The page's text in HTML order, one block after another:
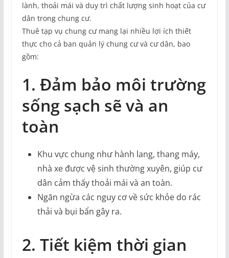
lành, thoải mái và duy trì chất lượng sinh hoạt của cư
dân trong chung cư.
Thuê tạp vụ chung cư mang lại nhiều lợi ích thiết
thực cho cả ban quản lý chung cư và cư dân, bao
gồm:
1. Đảm bảo môi trường
sống sạch sẽ và an
toàn
Khu vực chung như hành lang, thang máy,
nhà xe được vệ sinh thường xuyên, giúp cư
dân cảm thấy thoải mái và an toàn.
Ngăn ngừa các nguy cơ về sức khỏe do rác
thải và bụi bẩn gây ra.
2. Tiết kiệm thời gian